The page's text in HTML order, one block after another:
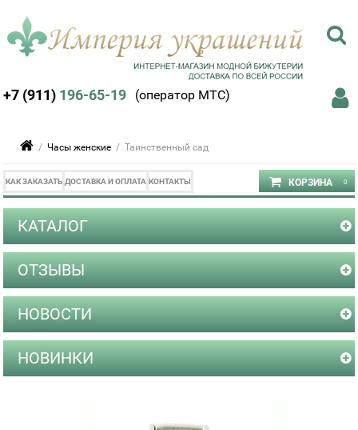
+7 (911) 196-65-19 (оператор МТС)
/Часы женские / Таинственный сад
КАК ЗАКАЗАТЬ ДОСТАВКА И ОПЛАТА КОНТАКТЫ
КАТАЛОГ
ОТЗЫВЫ
НОВОСТИ
НОВИНКИ